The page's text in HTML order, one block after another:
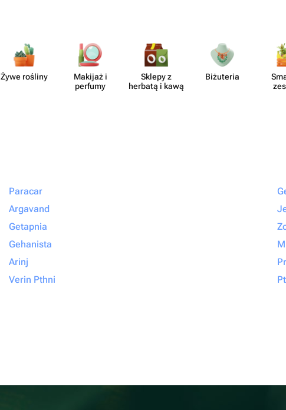
Żywe rośliny
Makijaż i
perfumy
Sklepy z
herbatą i kawą
Biżuteria
Paracar
Argavand
Getapnia
Gehanista
Arinj
Verin Pthni